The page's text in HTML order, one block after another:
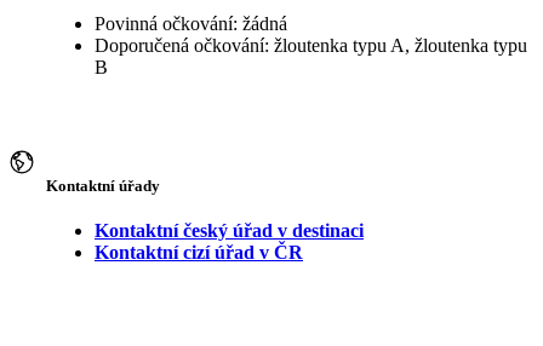
Povinná očkování: žádná
Doporučená očkování: žloutenka typu A, žloutenka typu
B
Kontaktní úřady
Kontaktní český úřad v destinaci
Kontaktní cizí úřad v ČR